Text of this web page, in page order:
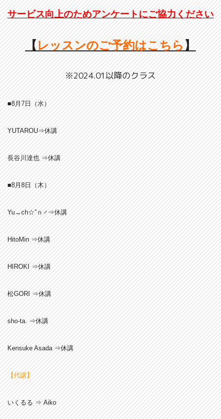
サービス向上のためアンケートにご協力ください
【レッスンのご予約はこちら】
※2024.01以降のクラス
■8月7日（水）
YUTAROU⇒休講
長谷川達也 ⇒休講
■8月8日（木）
Yu→ch☆”ｎ♂⇒休講
HitoMin ⇒休講
HIROKI ⇒休講
松GORI ⇒休講
sho-ta. ⇒休講
Kensuke Asada ⇒休講
【代講】
いくるる ⇒ Aiko